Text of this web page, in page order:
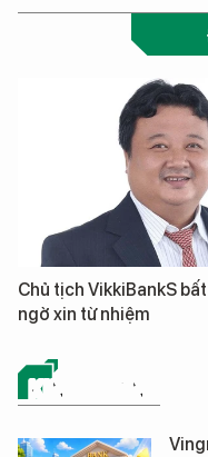
Chủ tịch VikkiBankS bất
ngờ xin từ nhiệm
KINH DOANH